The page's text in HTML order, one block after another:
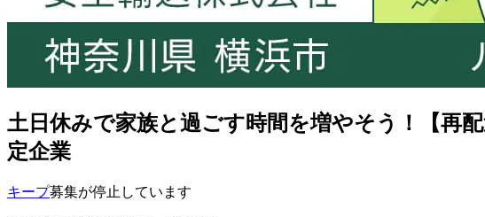
土日休みで家族と過ごす時間を増やそう！【再
定企業
キープ募集が停止しています